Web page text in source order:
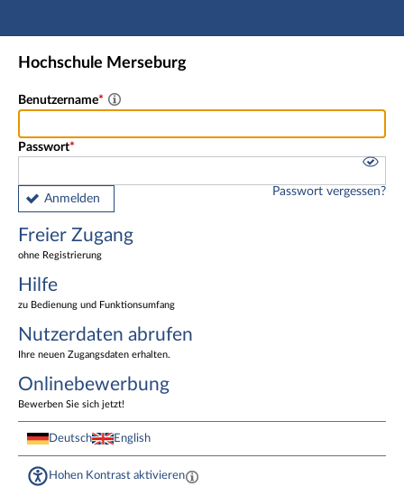
Hauptnavigation
Freier Zugang
Nutzerdaten abrufen
Fußzeile
Hochschule Merseburg
Benutzername
Passwort
Anmelden
Passwort vergessen?
Freier Zugang
ohne Registrierung
Hilfe
zu Bedienung und Funktionsumfang
Nutzerdaten abrufen
Ihre neuen Zugangsdaten erhalten.
Onlinebewerbung
Bewerben Sie sich jetzt!
Deutsch English
Hohen Kontrast aktivieren